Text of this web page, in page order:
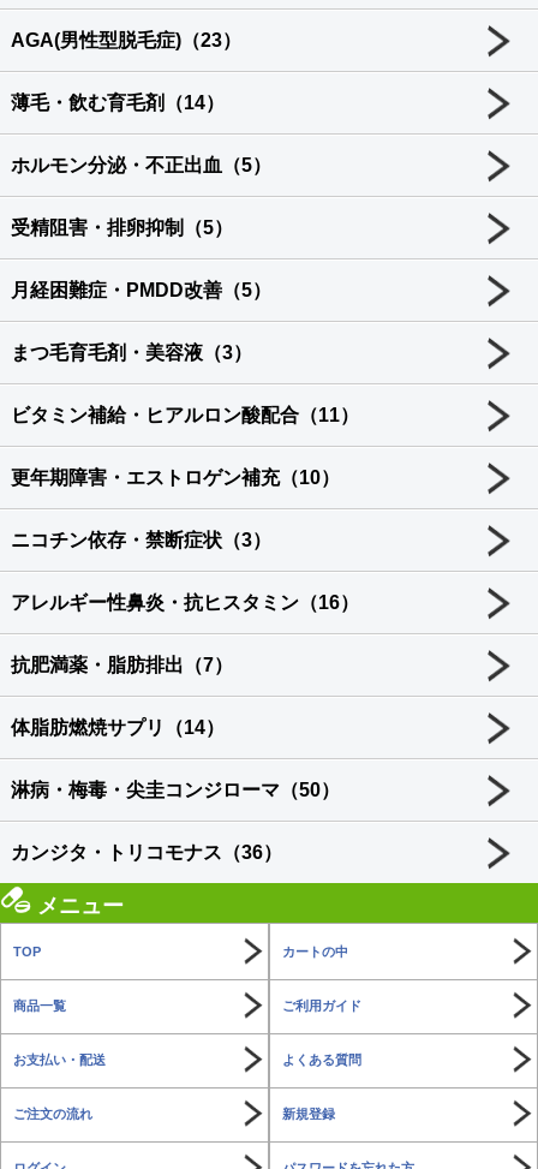
AGA(男性型脱毛症)（23）
薄毛・飲む育毛剤（14）
ホルモン分泌・不正出血（5）
受精阻害・排卵抑制（5）
月経困難症・PMDD改善（5）
まつ毛育毛剤・美容液（3）
ビタミン補給・ヒアルロン酸配合（11）
更年期障害・エストロゲン補充（10）
ニコチン依存・禁断症状（3）
アレルギー性鼻炎・抗ヒスタミン（16）
抗肥満薬・脂肪排出（7）
体脂肪燃焼サプリ（14）
淋病・梅毒・尖圭コンジローマ（50）
カンジタ・トリコモナス（36）
メニュー
TOP カートの中
商品一覧 ご利用ガイド
お支払い・配送 よくある質問
ご注文の流れ 新規登録